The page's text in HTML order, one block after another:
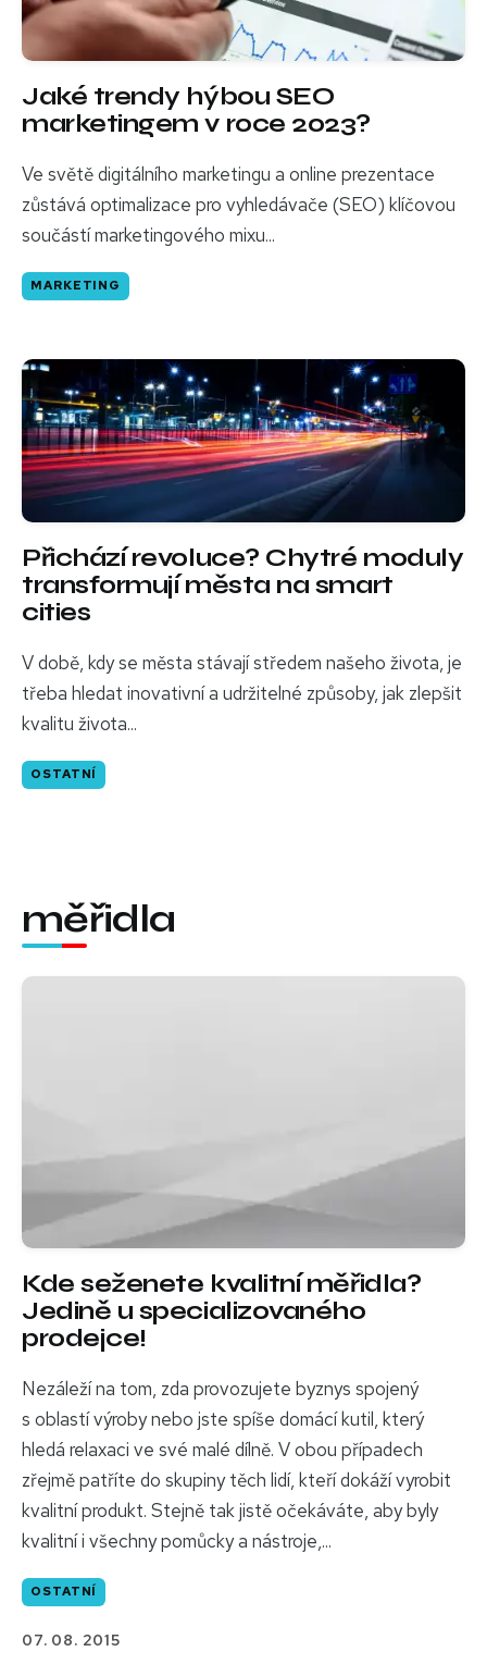
Jaké trendy hýbou SEO
marketingem v roce 2023?
Ve světě digitálního marketingu a online prezentace
zůstává optimalizace pro vyhledávače (SEO) klíčovou
součástí marketingového mixu...
MARKETING
Přichází revoluce? Chytré moduly
transformují města na smart
cities
V době, kdy se města stávají středem našeho života, je
třeba hledat inovativní a udržitelné způsoby, jak zlepšit
kvalitu života...
OSTATNÍ
měřidla
Kde seženete kvalitní měřidla?
Jedině u specializovaného
prodejce!
Nezáleží na tom, zda provozujete byznys spojený
s oblastí výroby nebo jste spíše domácí kutil, který
hledá relaxaci ve své malé dílně. V obou případech
zřejmě patříte do skupiny těch lidí, kteří dokáží vyrobit
kvalitní produkt. Stejně tak jistě očekáváte, aby byly
kvalitní i všechny pomůcky a nástroje,...
OSTATNÍ
07. 08. 2015